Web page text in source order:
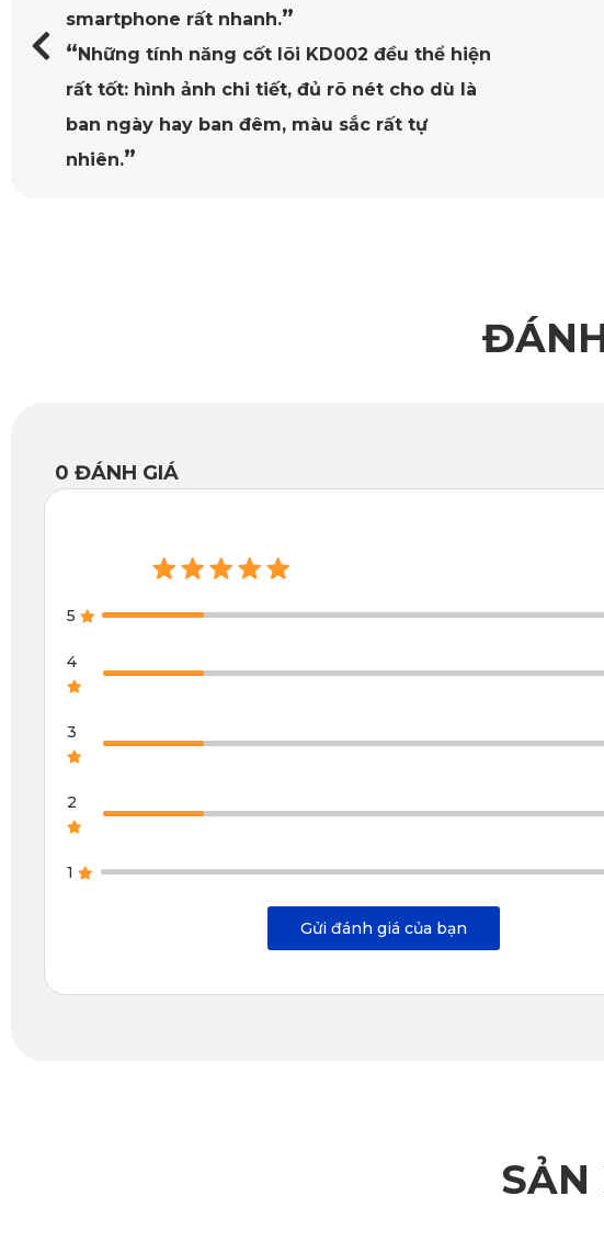
Các loại thảm rẻ tiền trên thị trường thường sử dụng nhựa tái chế kém
ngay cả khi chịu nhiệt độ cao trong không gian kín của ô tô dưới trời hè oi
Lắp đặt thì quá đơn giản!
“Vừa in theo xe, giá hợp lý, an toàn cho
người sử dụng.”
0 ĐÁNH GIÁ
5
4
3
2
1
Gửi đánh giá của bạn
SẢN